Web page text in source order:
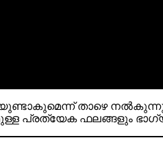
താഴെ
പ്രത്യേക ഫലങ്ങളും ഭാഗ്യ